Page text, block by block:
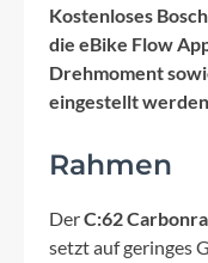
Kostenloses
die eBike Flow
Drehmoment
eingestellt
Rahmen
DerC:62
setzt auf geringes